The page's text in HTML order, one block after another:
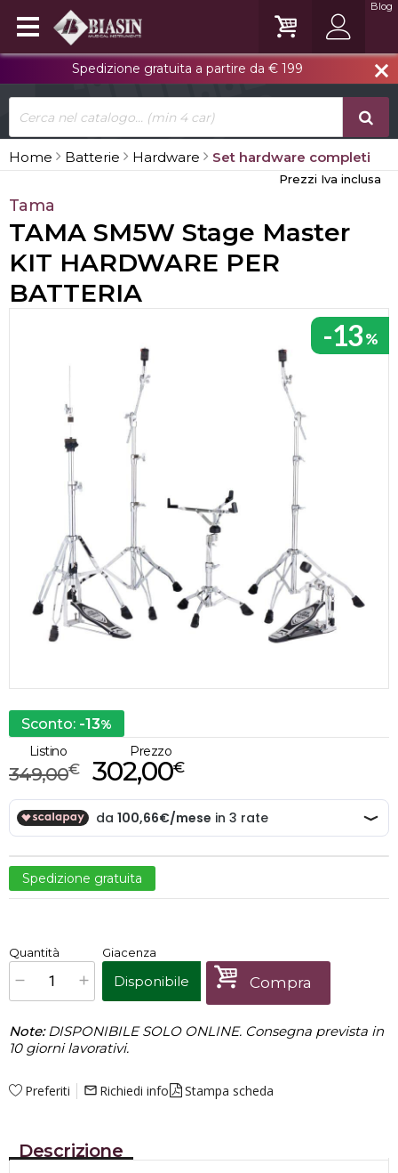
close
Spedizione gratuita a partire da € 199
Blog
Home Batterie Hardware Set hardware completi
Prezzi Iva inclusa
Tama
TAMA SM5W Stage Master
KIT HARDWARE PER
BATTERIA
-13%
Sconto: -13%
Listino
€
349,00
Prezzo
€
302,00
Spedizione gratuita
x1 Prezzo finale:€302,00
Quantità Giacenza
Disponibile Compra
Note:DISPONIBILE SOLO ONLINE. Consegna prevista in
10 giorni lavorativi.
Preferiti mail_outline Richiedi info Stampa scheda
Descrizione